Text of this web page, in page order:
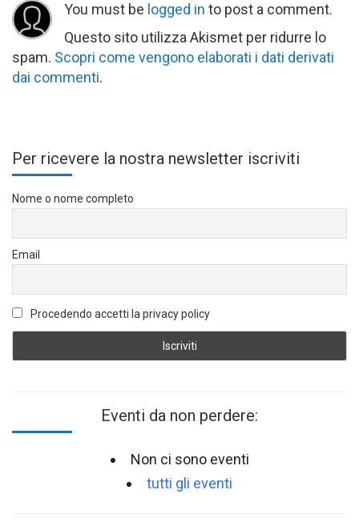
You must be logged in to post a comment.
Questo sito utilizza Akismet per ridurre lo
spam. Scopri come vengono elaborati i dati derivati
dai commenti.
Per ricevere la nostra newsletter iscriviti
Nome o nome completo
Email
Procedendo accetti la privacy policy
Eventi da non perdere:
Non ci sono eventi
tutti gli eventi